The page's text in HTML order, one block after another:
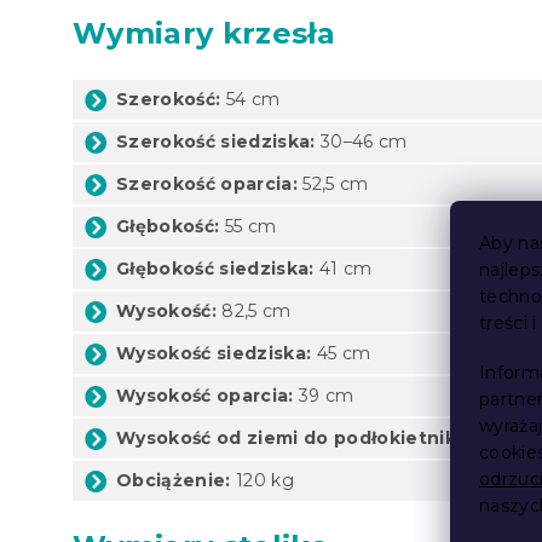
Aby
treści
Wymiary krzesła
Szerokość: 54 cm
Szerokość siedziska: 30–46 cm
Szerokość oparcia: 52,5 cm
Głębokość: 55 cm
Głębokość siedziska: 41 cm
Wysokość: 82,5 cm
Wysokość siedziska: 45 cm
Wysokość oparcia: 39 cm
Wysokość od ziemi do podłokietników:65
Obciążenie: 120 kg